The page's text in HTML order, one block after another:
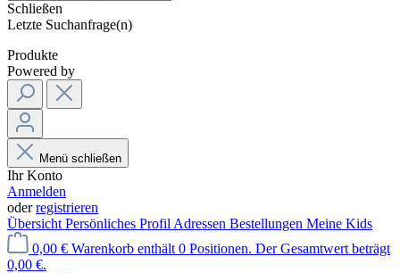
Schließen
Letzte Suchanfrage(n)
Produkte
Powered by
Menü schließen
Ihr Konto
Anmelden
oderregistrieren
Übersicht Persönliches Profil Adressen Bestellungen Meine Kids
0,00 € Warenkorb enthält 0 Positionen. Der Gesamtwert beträgt
0,00 €.